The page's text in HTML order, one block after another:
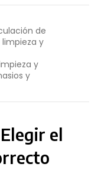
de
y
y
y
el